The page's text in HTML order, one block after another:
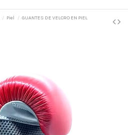
Piel
GUANTES DE VELCRO EN PIEL